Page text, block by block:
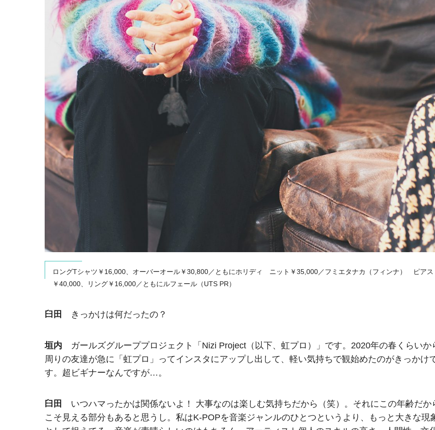
ロングTシャツ￥16,000、オーバーオール￥30,800／ともにホリディ ニット￥35,000／フミエタナカ（フィンナ） ピアス
￥40,000、リング￥16,000／ともにルフェール（UTS PR）
臼田 きっかけは何だったの？
垣内 ガールズグループプロジェクト「Nizi Project（以下、虹プロ）」です。2020年の春くらいか
周りの友達が急に「虹プロ」ってインスタにアップし出して、軽い気持ちで観始めたのがきっかけ
す。超ビギナーなんですが…。
臼田
いつハマったかは関係ないよ！ 大事なのは楽しむ気持ちだから（笑）。それにこの年齢だか
こそ見える部分もあると思うし。私はK-POPを音楽ジャンルのひとつというより、もっと大きな現